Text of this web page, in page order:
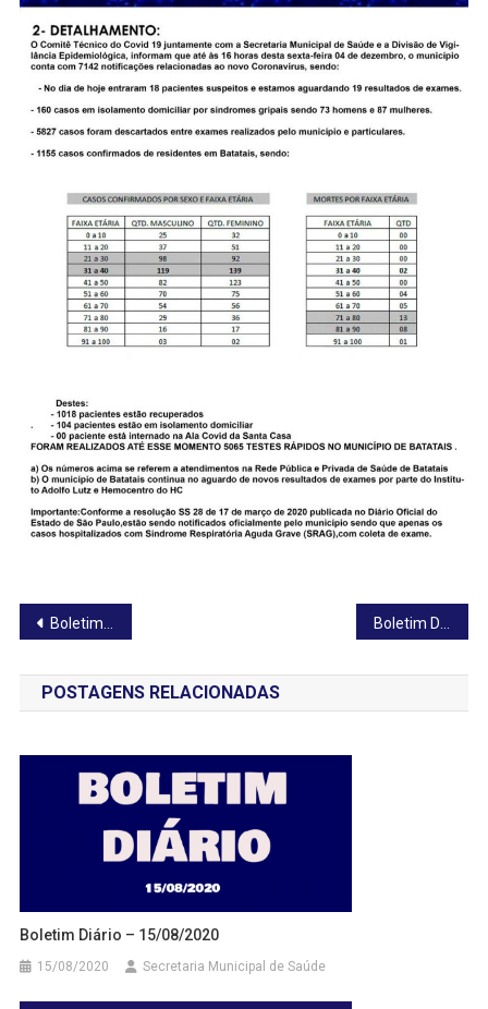
Navegação
de
Post
Boletim Diário – 03/12/2020 Boletim Diário – 05/12/2020
POSTAGENS RELACIONADAS
Boletim Diário – 15/08/2020
15/08/2020 Secretaria Municipal de Saúde